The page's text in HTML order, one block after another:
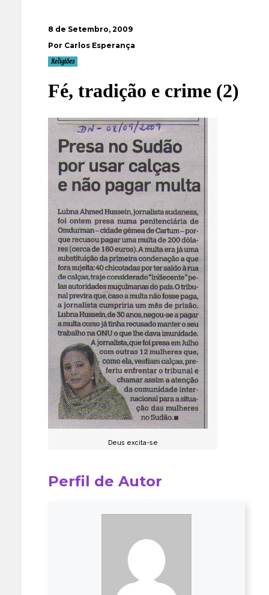
8 de Setembro, 2009
Por Carlos Esperança
Religiões
Fé, tradição e crime (2)
Deus excita-se
Perfil de Autor